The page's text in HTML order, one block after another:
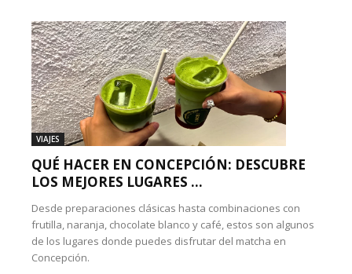
VIAJES
QUÉ HACER EN CONCEPCIÓN: DESCUBRE
LOS MEJORES LUGARES ...
Desde preparaciones clásicas hasta combinaciones con
frutilla, naranja, chocolate blanco y café, estos son algunos
de los lugares donde puedes disfrutar del matcha en
Concepción.